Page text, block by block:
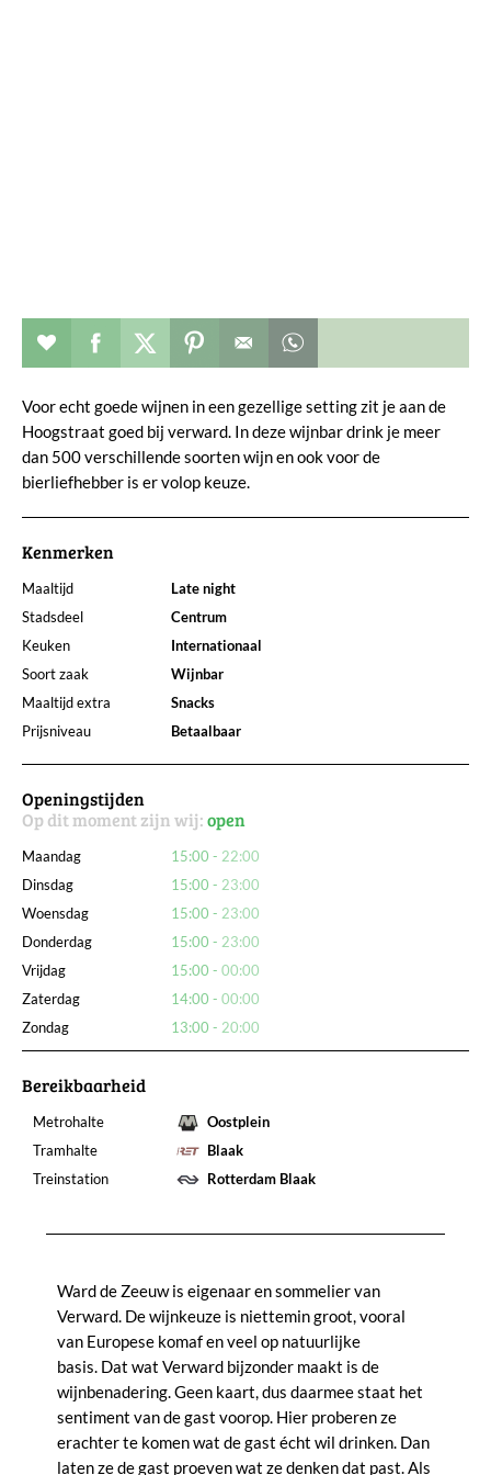
Restaurant toevoegen aan favorieten
Deel dit op facebook
Deel dit op twitter
Deel dit op pinterest
Voor echt goede wijnen in een gezellige setting zit je aan de
Hoogstraat goed bij verward. In deze wijnbar drink je meer
dan 500 verschillende soorten wijn en ook voor de
bierliefhebber is er volop keuze.
Kenmerken
Maaltijd
Late night
Stadsdeel
Centrum
Keuken
Internationaal
Soort zaak
Wijnbar
Maaltijd extra
Snacks
Prijsniveau
Betaalbaar
Openingstijden
Op dit moment zijn wij:open
Maandag 15:00
22:00
Dinsdag
15:00
23:00
Woensdag
15:00
23:00
Donderdag
15:00
23:00
Vrijdag
15:00
00:00
Zaterdag
14:00
00:00
Zondag
13:00 20:00
Bereikbaarheid
Metrohalte
Oostplein
Tramhalte
Blaak
Treinstation
Rotterdam Blaak
Ward de Zeeuw is eigenaar en sommelier van
Verward. De wijnkeuze is niettemin groot, vooral
van Europese komaf en veel op natuurlijke
basis. Dat wat Verward bijzonder maakt is de
wijnbenadering. Geen kaart, dus daarmee staat het
sentiment van de gast voorop. Hier proberen ze
erachter te komen wat de gast écht wil drinken. Dan
laten ze de gast proeven wat ze denken dat past. Als